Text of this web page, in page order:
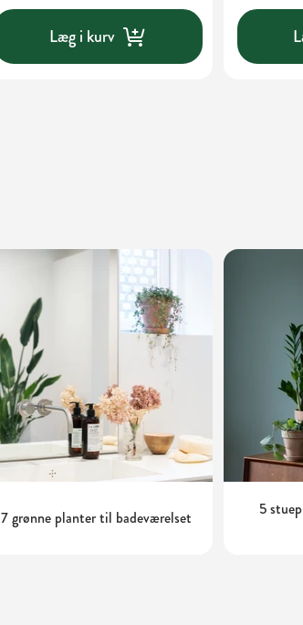
Læg i kurv
7 grønne planter til badeværelset
5